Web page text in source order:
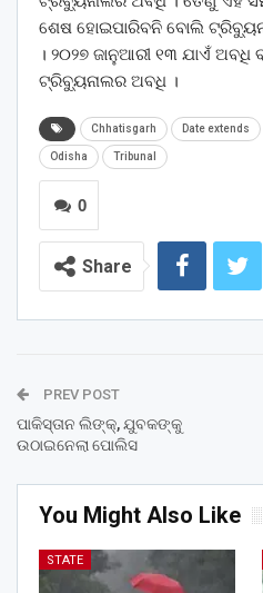
ଶେଷ ହୋଇପାରିବନି ବୋଲି
। ୨୦୨୭ ଜାନୁଆରୀ ୧୩ ଯାଏଁ ଅବଧି
ଟ୍ରିବ୍ୟୁନାଲର ଅବଧି ।
Chhatisgarh Date extends
Odisha Tribunal
0
Share
PREV POST
ପାକିସ୍ତାନ ଲିଙ୍କ୍, ଯୁବକଙ୍କୁ
ଉଠାଇନେଲା ପୋଲିସ
You Might Also Like
STATE